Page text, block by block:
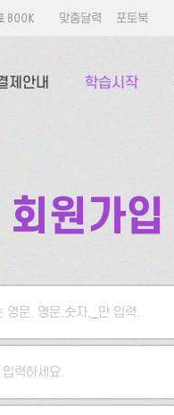
맞춤달력 포토북
제안내 학습시작
회원가입
영문. 영문,숫자,_만 입력.
력하세요.
력하세요.